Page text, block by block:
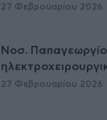
27 Φεβρουαρίου 2026
Νοσ.
27 Φεβρουαρίου 2026